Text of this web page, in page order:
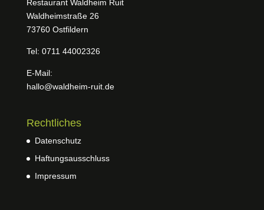
Restaurant Waldheim Ruit
Waldheimstraße 26
73760 Ostfildern
Tel: 0711 44002326
E-Mail:
hallo@waldheim-ruit.de
Rechtliches
Datenschutz
Haftungsausschluss
Impressum